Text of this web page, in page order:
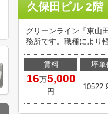
久保田ビル 2階
グリーンライン「東山
務所です。職種により
賃料
16万5,000
円
坪単